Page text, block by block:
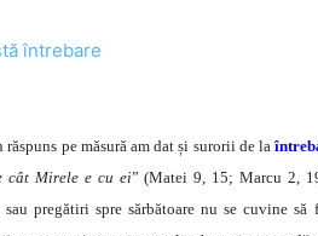
întrebare
pe măsură am dat și surorii de la
cât Mirele e cu ei” (Matei 9, 15; Marcu 2,
sau pregătiri spre sărbătoare nu se cuvine